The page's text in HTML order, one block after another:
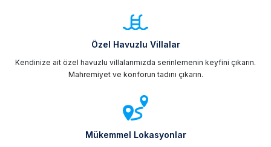
Özel Havuzlu Villalar
Kendinize ait özel havuzlu villalarımızda serinlemenin keyfini çıkarın.
Mahremiyet ve konforun tadını çıkarın.
Mükemmel Lokasyonlar